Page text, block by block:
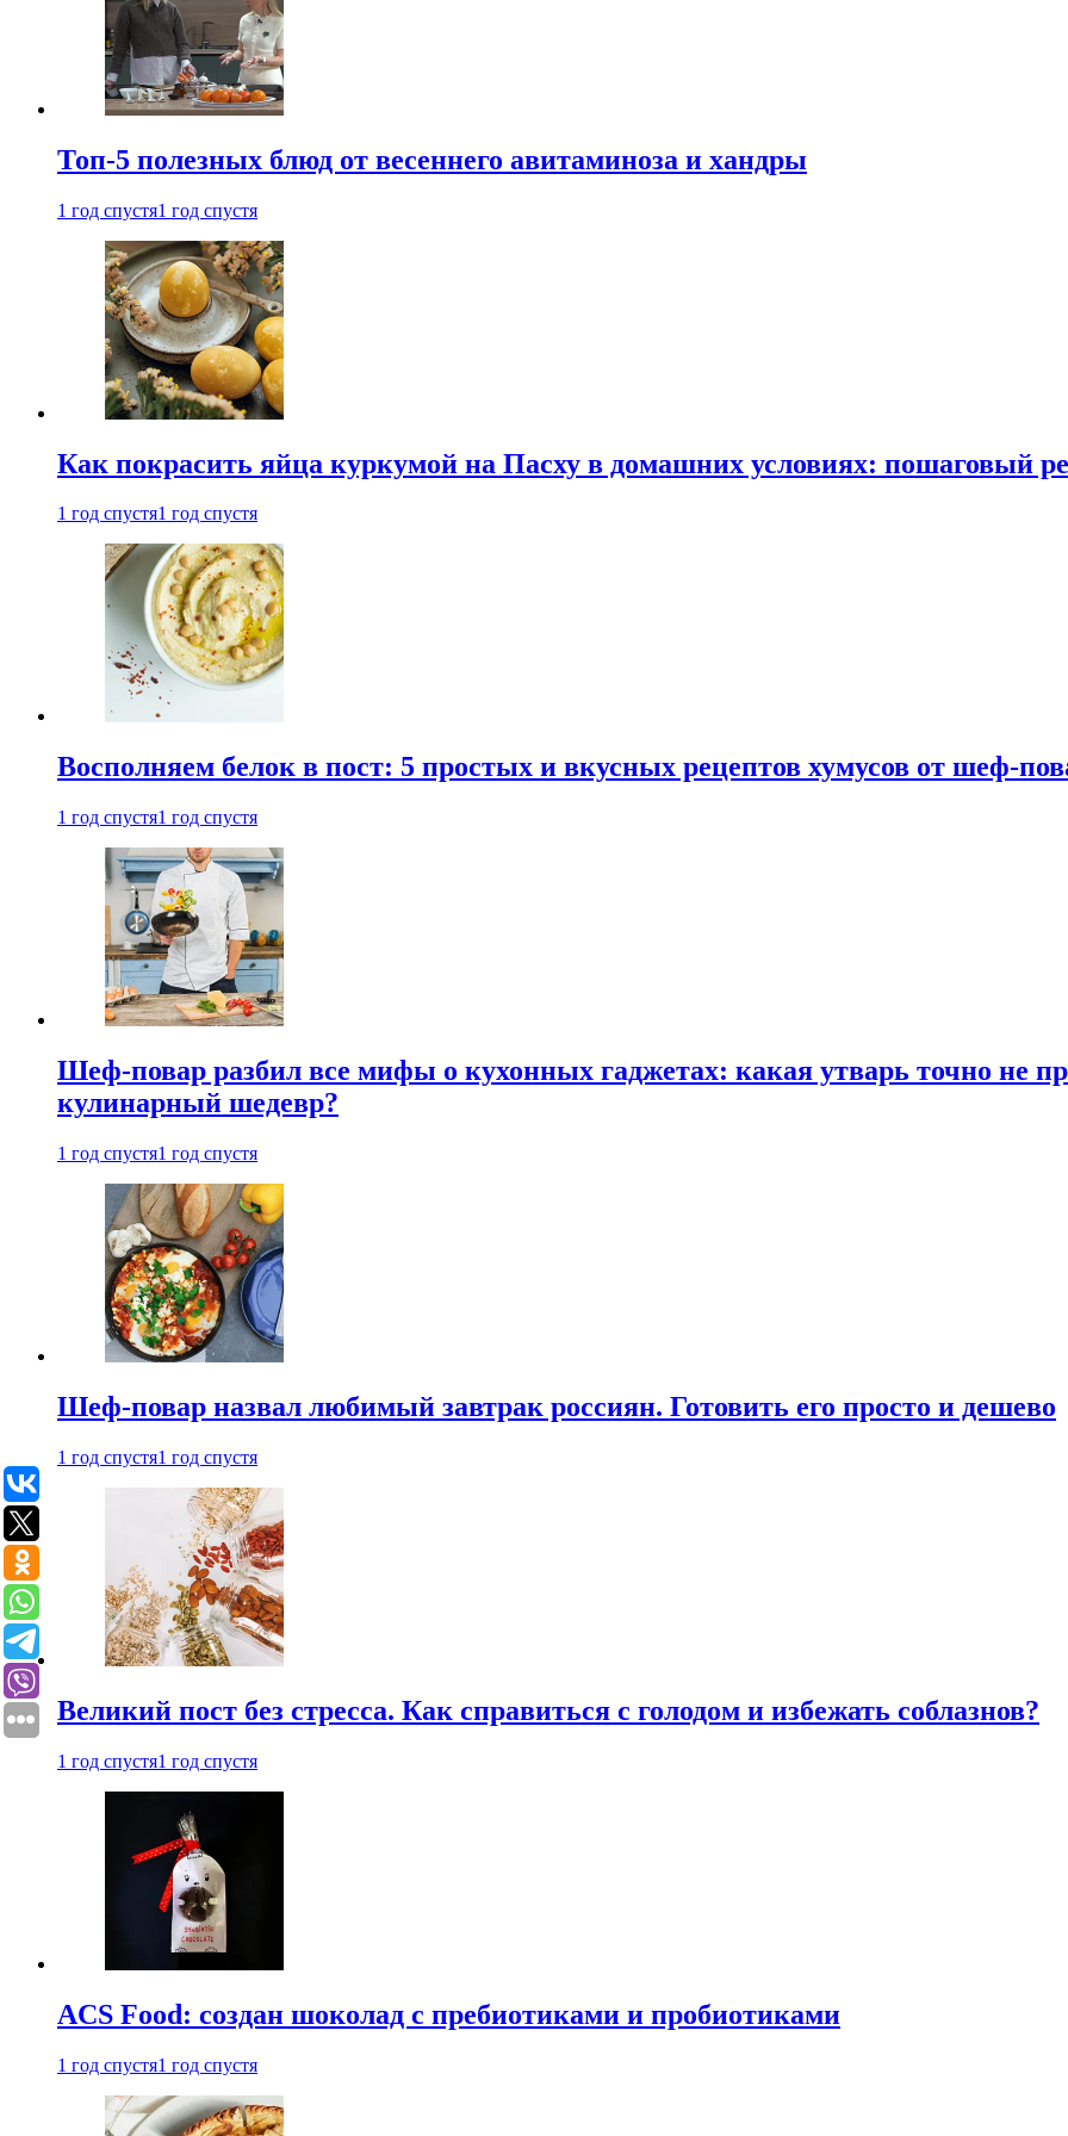
Топ-5 полезных блюд от весеннего авитаминоза и хандры
1 год спустя1 год спустя
Как покрасить яйца куркумой на Пасху в домашних условиях: пошаговый
1 год спустя1 год спустя
Восполняем белок в пост: 5 простых и вкусных рецептов хумусов от шеф-
1 год спустя1 год спустя
Шеф-повар разбил все мифы о кухонных гаджетах: какая утварь точно не
кулинарный шедевр?
1 год спустя1 год спустя
Шеф-повар назвал любимый завтрак россиян. Готовить его просто и дешево
1 год спустя1 год спустя
Великий пост без стресса. Как справиться с голодом и избежать соблазнов?
1 год спустя1 год спустя
ACS Food: создан шоколад с пребиотиками и пробиотиками
1 год спустя1 год спустя